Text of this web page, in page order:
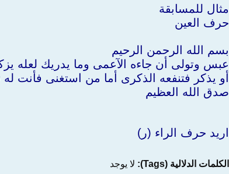
مثال للمسابقة
حرف العين
بسم الله الرحمن الرحيم
عبس وتولى أن جاءه الآعمى وما يدريك لعله
أو يذكر فتنفعه الذكرى أما من استغنى فأنت
صدق الله العظيم
اريد حرف الراء (ر)
الكلمات الدلالية (Tags): لا يوجد